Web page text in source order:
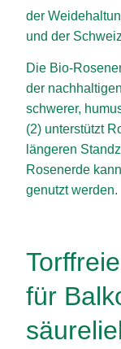
der
und der
Die Bio-
der
schwerer,
(2) unterstützt
längeren
Rosenerde
genutzt werden.
für